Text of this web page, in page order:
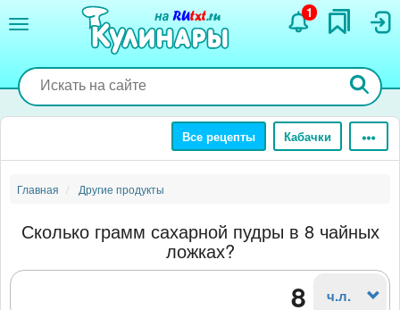
содержанию
1
Все рецепты Кабачки
Главная Другие продукты
Сколько грамм сахарной пудры в 8 чайных
ложках?
ч.л.